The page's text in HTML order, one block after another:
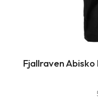
Fjallraven